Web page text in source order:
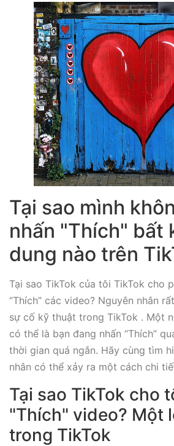
Tại sao mình
nhấn "Thích" bất
dung nào trên
Tại sao TikTok của tôi TikTok cho
“Thích” các video? Nguyên nhân
sự cố kỹ thuật trong TikTok . Một
có thể là bạn đang nhấn “Thích”
thời gian quá ngắn. Hãy cùng tìm
nhân có thể xảy ra một cách chi
Tại sao TikTok cho
"Thích" video? Một
trong TikTok